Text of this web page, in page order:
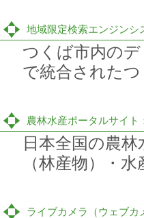
地域限定検索エンジンシ
つくば市内の
で統合された
農林水産ポータルサイト
日本全国の農
（林産物）・
ライブカメラ（ウェブ